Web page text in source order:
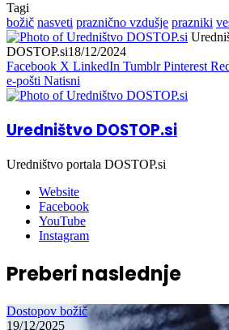
Tagi
božič nasveti praznično vzdušje prazniki
DOSTOP.si18/12/2024
Facebook X LinkedIn Tumblr Pinterest
e-pošti Natisni
Uredništvo DOSTOP.si
Uredništvo portala DOSTOP.si
Website
Facebook
YouTube
Instagram
Preberi naslednje
Dostopov božič
19/12/2025